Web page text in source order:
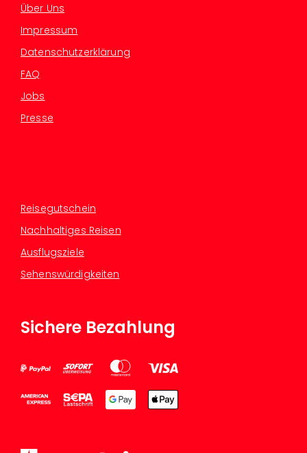
Über Uns
Impressum
Datenschutzerklärung
FAQ
Jobs
Presse
Reisegutschein
Nachhaltiges Reisen
Ausflugsziele
Sehenswürdigkeiten
Sichere Bezahlung